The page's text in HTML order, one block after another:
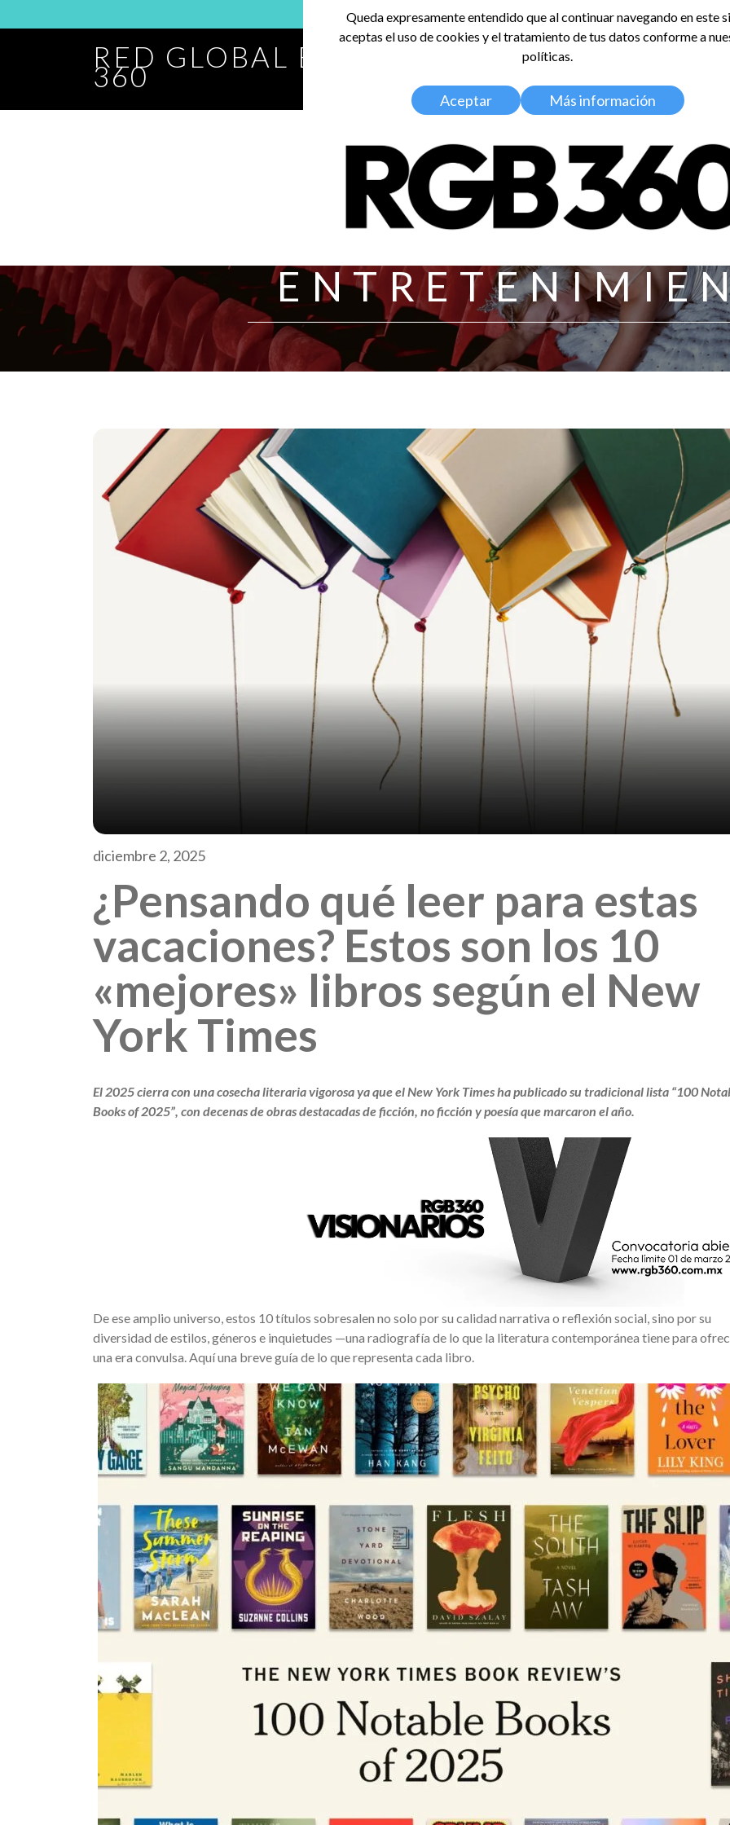
RED GLOBAL BALDOSA
360
diciembre 2, 2025
¿Pensando qué leer para estas
vacaciones? Estos son los 10
«mejores» libros según el New
York Times
El 2025 cierra con una cosecha literaria vigorosa ya que el New York Times ha publicado su tradicional lista “100
Books of 2025”, con decenas de obras destacadas de ficción, no ficción y poesía que marcaron el año.
De ese amplio universo, estos 10 títulos sobresalen no solo por su calidad narrativa o reflexión social, sino por su
diversidad de estilos, géneros e inquietudes —una radiografía de lo que la literatura contemporánea tiene para
una era convulsa. Aquí una breve guía de lo que representa cada libro.
Queda expresamente entendido que al continuar navegando en este
aceptas el uso de cookies y el tratamiento de tus datos conforme a
políticas.
Aceptar Más información